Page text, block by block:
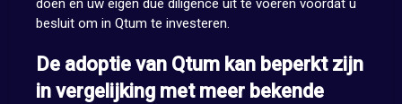
doen en uw eigen due diligence uit te voeren voordat u
besluit om in Qtum te investeren.
De adoptie van Qtum kan beperkt zijn
in vergelijking met meer bekende